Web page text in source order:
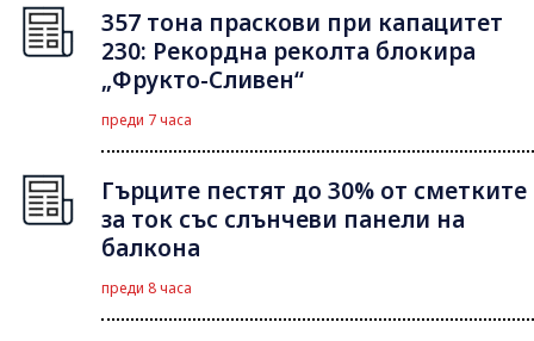
357 тона праскови при капацитет
230: Рекордна реколта блокира
„Фрукто-Сливен“
преди 7 часа
Гърците пестят до 30% от сметките
за ток със слънчеви панели на
балкона
преди 8 часа